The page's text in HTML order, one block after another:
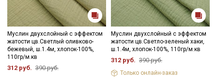
Муслин двухслойный с эффектом
жатости цв.Светлый оливково-
бежевый, ш.1.4м, хлопок-100%,
110гр/м.кв
312 руб. 390 руб.
Муслин двухслойный с эффектом
жатости цв.Светло-зеленый хаки,
ш.1.4м, хлопок-100%, 110гр/м.кв
312 руб. 390 руб.
Только онлайн-заказ
Подписаться
Ознакомлен(а) сПолитикой обработки персональных
данныхи даюСогласие на обработку персональных
данных
ДаюСогласие на получение рекламных и